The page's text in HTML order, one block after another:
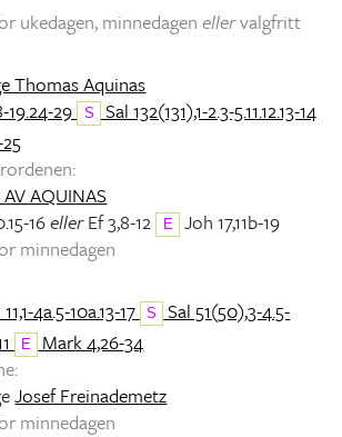
ukedagen, minnedagen ellervalgfritt
Thomas Aquinas
19.24-29 S Sal 132(131),1-2.3-5.11.12.13-14
AQUINAS
16ellerEf 3,8-12 E Joh 17,11b-19
minnedagen
4a.5-10a.13-17 S
Sal 51(50),3-4.5-
E
Mark 4,26-34
Josef Freinademetz
minnedagen